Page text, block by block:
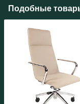
Подобные